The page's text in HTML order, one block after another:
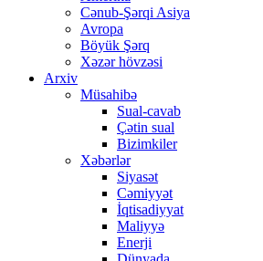
Cənub-Şərqi Asiya
Avropa
Böyük Şərq
Xəzər hövzəsi
Arxiv
Müsahibə
Sual-cavab
Çətin sual
Bizimkiler
Xəbərlər
Siyasət
Cəmiyyət
İqtisadiyyat
Maliyyə
Enerji